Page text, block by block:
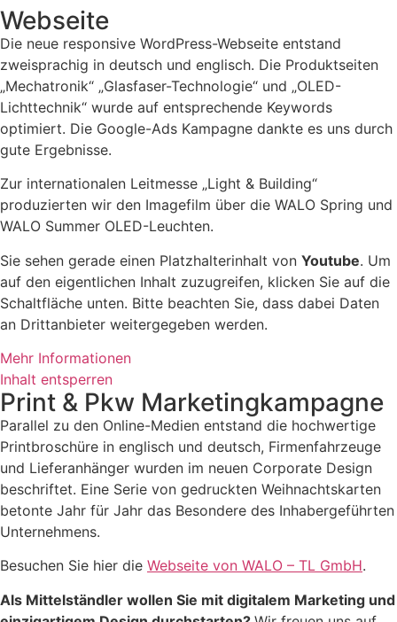
Webseite
Die neue responsive WordPress-Webseite entstand
zweisprachig in deutsch und englisch. Die Produktseiten
„Mechatronik“ „Glasfaser-Technologie“ und „OLED-
Lichttechnik“ wurde auf entsprechende Keywords
optimiert. Die Google-Ads Kampagne dankte es uns durch
gute Ergebnisse.
Zur internationalen Leitmesse „Light & Building“
produzierten wir den Imagefilm über die WALO Spring und
WALO Summer OLED-Leuchten.
Sie sehen gerade einen Platzhalterinhalt von Youtube. Um
auf den eigentlichen Inhalt zuzugreifen, klicken Sie auf die
Schaltfläche unten. Bitte beachten Sie, dass dabei Daten
an Drittanbieter weitergegeben werden.
Mehr Informationen
Inhalt entsperren
Print & Pkw Marketingkampagne
Parallel zu den Online-Medien entstand die hochwertige
Printbroschüre in englisch und deutsch, Firmenfahrzeuge
und Lieferanhänger wurden im neuen Corporate Design
beschriftet. Eine Serie von gedruckten Weihnachtskarten
betonte Jahr für Jahr das Besondere des Inhabergeführten
Unternehmens.
Besuchen Sie hier die Webseite von WALO – TL GmbH.
Als Mittelständler wollen Sie mit digitalem Marketing und